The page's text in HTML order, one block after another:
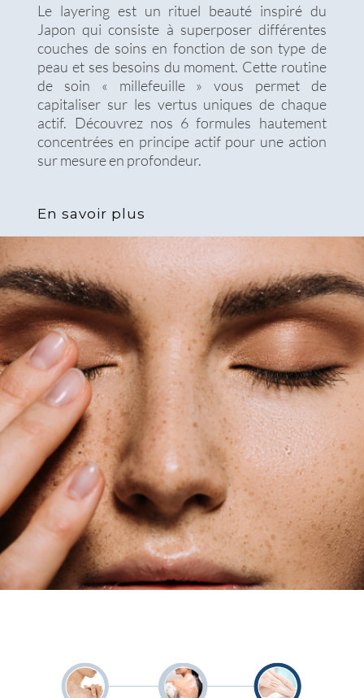
Le layering est un rituel beauté inspiré du
Japon qui consiste à superposer différentes
couches de soins en fonction de son type de
peau et ses besoins du moment. Cette routine
de soin « millefeuille » vous permet de
capitaliser sur les vertus uniques de chaque
actif. Découvrez nos 6 formules hautement
concentrées en principe actif pour une action
sur mesure en profondeur.
En savoir plus